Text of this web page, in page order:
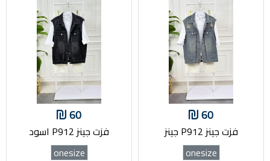
60
فزت جينز P912 جينز
onesize
60
فزت جينز P912 اسود
onesize